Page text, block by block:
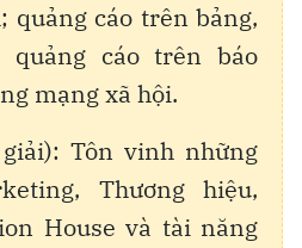
cáo trên bảng,
cáo trên báo
mạng xã hội.
Tôn vinh những
Thương hiệu,
House và tài năng